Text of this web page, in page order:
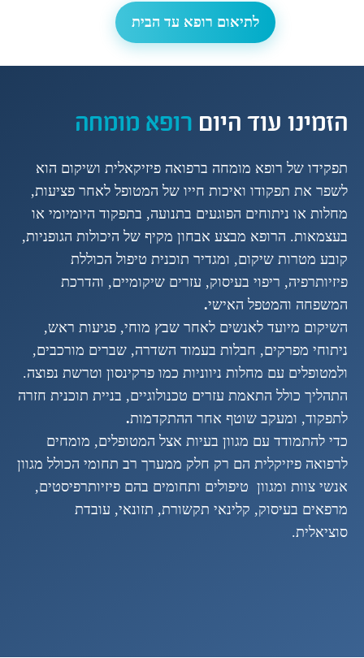
לתיאום רופא עד הבית
תפקידו של רופא מומחה ברפואה פיזיקאלית ושיקום הוא
לשפר את תפקודו ואיכות חייו של המטופל לאחר פציעות,
מחלות או ניתוחים הפוגעים בתנועה, בתפקוד היומיומי או
בעצמאות. הרופא מבצע אבחון מקיף של היכולות הגופניות,
קובע מטרות שיקום, ומגדיר תוכנית טיפול הכוללת
פיזיותרפיה, ריפוי בעיסוק, עזרים שיקומיים, והדרכת
המשפחה והמטפל האישי.
השיקום מיועד לאנשים לאחר שבץ מוחי, פגיעות ראש,
ניתוחי מפרקים, חבלות בעמוד השדרה, שברים מורכבים,
ולמטופלים עם מחלות ניווניות כמו פרקינסון וטרשת נפוצה.
התהליך כולל התאמת עזרים טכנולוגיים, בניית תוכנית חזרה
לתפקוד, ומעקב שוטף אחר ההתקדמות.
כדי להתמודד עם מגוון בעיות אצל המטופלים, מומחים
לרפואה פיזיקלית הם רק חלק ממערך רב תחומי הכולל מגוון
אנשי צוות ומגוון טיפולים ותחומים בהם פיזיותרפיסטים,
מרפאים בעיסוק, קלינאי תקשורת, תזונאי, עובדת
סוציאלית.
הזמינו עוד היום רופא מומחה